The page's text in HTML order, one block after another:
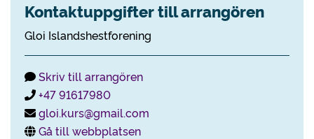
Kontaktuppgifter till arrangören
Gloi Islandshestforening
Skriv till arrangören
+47 91617980
gloi.kurs@gmail.com
Gå till webbplatsen